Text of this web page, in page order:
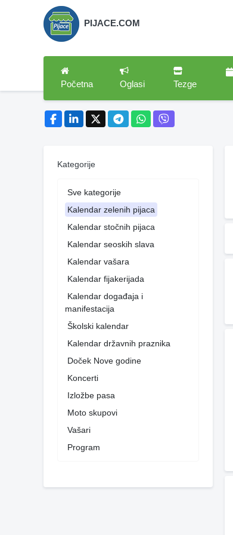
PIJACE.COM
Početna Oglasi Tezge
Kategorije
Sve kategorije
Kalendar zelenih pijaca
Kalendar stočnih pijaca
Kalendar seoskih slava
Kalendar vašara
Kalendar fijakerijada
Kalendar događaja i
manifestacija
Školski kalendar
Kalendar državnih praznika
Doček Nove godine
Koncerti
Izložbe pasa
Moto skupovi
Vašari
Program